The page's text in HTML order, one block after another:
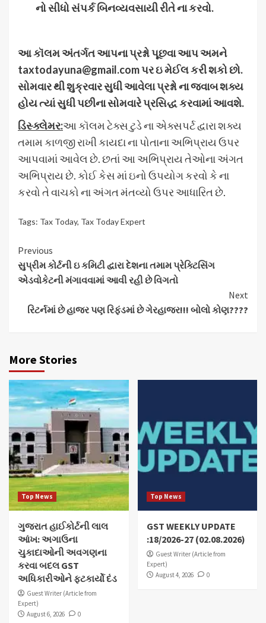
નો સીધો સંપર્ક બિનવ્યવસાયી રીતે ના કરવો.
આ કૉલમ અંતર્ગત આપના પ્રશ્નો પૂછવા આપ અમને
taxtodayuna@gmail.comપર ઇ મેઈલ કરી શકો છો.
સોમવાર થી શુક્રવાર સુધી આવેલા પ્રશ્નો ના જવાબ શક્ય
હોય ત્યાં સુધી પછીના સોમવારે પ્રસિદ્ધ કરવામાં આવશે.
ડિસ્ક્લેમર:આ કૉલમ ટેક્સ ટુડે ના એક્સપર્ટ દ્વારા શક્ય
તમામ કાળજી રાખી કાયદા ના પોતાના અભિપ્રાય ઉપર
આપવામાં આવેલ છે. છતાં આ અભિપ્રાય તેઓના અંગત
અભિપ્રાય છે. કોઈ કેસ માં ઇનો ઉપયોગ કરવો કે ના
કરવો તે વાચકો ના અંગત મંતવ્યો ઉપર આધારિત છે.
Tags: Tax Today, Tax Today Expert
Continue
Reading
Previous
સુપ્રીમ કોર્ટની ઇ કમિટી દ્વારા દેશના તમામ પ્રેક્ટિસિંગ
એડવોકેટની મંગાવવામાં આવી રહી છે વિગતો
Next
રિટર્નમાં છે હાજર પણ રિફંડમાં છે ગેરહાજર!!! બોલો કોણ????
More Stories
Top News
ગુજરાત હાઈકોર્ટની લાલ
આંખ: અગાઉના
ચુકાદાઓની અવગણના
કરવા બદલ GST
અધિકારીઓને ફટકાર્યો દંડ
Guest Writer (Article from
Expert)
August 6, 2026
0
Top News
GST WEEKLY UPDATE
:18/2026-27 (02.08.2026)
Guest Writer (Article from
Expert)
August 4, 2026
0